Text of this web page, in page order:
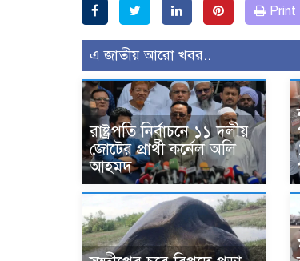
Print
এ জাতীয় আরো খবর..
রাষ্ট্রপতি নির্বাচনে ১১ দলীয়
জোটের প্রার্থী কর্নেল অলি
আহমদ